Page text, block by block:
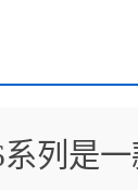
系列是